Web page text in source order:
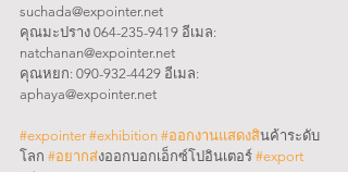
suchada@expointer.net
คุณมะปราง 064-235-9419 อีเมล:
natchanan@expointer.net
คุณหยก: 090-932-4429 อีเมล:
aphaya@expointer.net
#expointer #exhibition #ออกงานแสดงสินค้าระดับ
โลก #อยากส่งออกบอกเอ็กซ์โปอินเตอร์ #export